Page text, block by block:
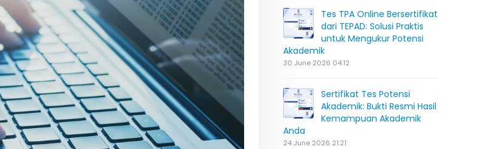
Tes TPA Online Bersertifikat
dari TEPAD: Solusi Praktis
untuk Mengukur Potensi
Akademik
30 June 2026 04:12
Sertifikat Tes Potensi
Akademik: Bukti Resmi Hasil
Kemampuan Akademik
Anda
24 June 2026 21:21